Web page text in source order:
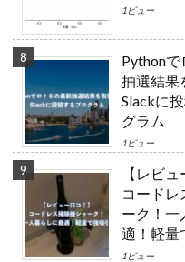
1ビュー
Python
抽選結果
Slackに
グラム
1ビュー
【レビ
コードレ
ーク！一
適！軽量
1ビュー